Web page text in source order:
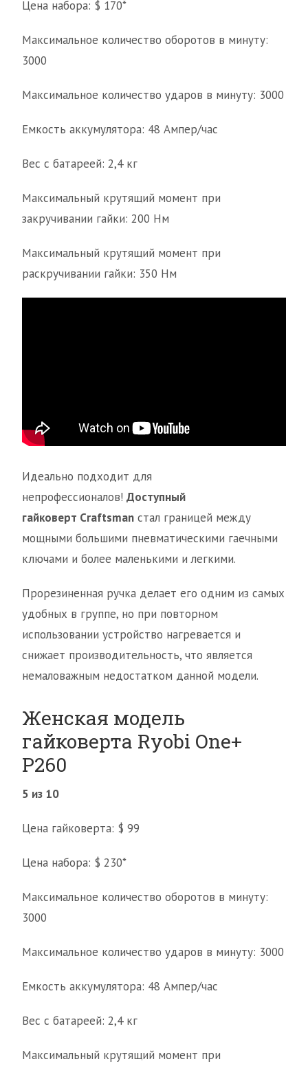
Цена набора: $ 170*
Максимальное количество оборотов в минуту:
3000
Максимальное количество ударов в минуту: 3000
Емкость аккумулятора: 48 Ампер/час
Вес с батареей: 2,4 кг
Максимальный крутящий момент при
закручивании гайки: 200 Нм
Максимальный крутящий момент при
раскручивании гайки: 350 Нм
Идеально подходит для
непрофессионалов! Доступный
гайковерт Craftsman стал границей между
мощными большими пневматическими гаечными
ключами и более маленькими и легкими.
Прорезиненная ручка делает его одним из самых
удобных в группе, но при повторном
использовании устройство нагревается и
снижает производительность, что является
немаловажным недостатком данной модели.
Женская модель
гайковерта Ryobi One+
P260
5 из 10
Цена гайковерта: $ 99
Цена набора: $ 230*
Максимальное количество оборотов в минуту:
3000
Максимальное количество ударов в минуту: 3000
Емкость аккумулятора: 48 Ампер/час
Вес с батареей: 2,4 кг
Максимальный крутящий момент при